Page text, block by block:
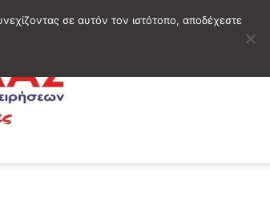
σε αυτόν τον ιστότοπο, αποδέχεστε